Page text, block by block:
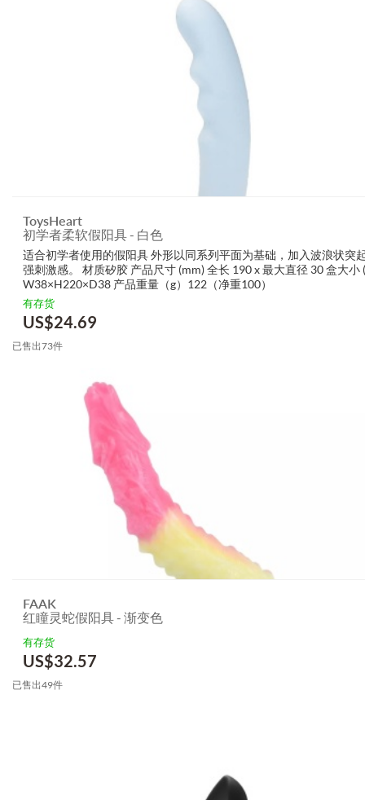
ToysHeart
初学者柔软假阳具 - 白色
适合初学者使用的假阳具 外形以同系列平面为基础，加入波浪状突
强刺激感。 材质矽胶 产品尺寸 (mm) 全长 190 x 最大直径 30 盒大小
W38×H220×D38 产品重量（g）122（净重100）
有存货
US$24.69
已售出73件
FAAK
红瞳灵蛇假阳具 - 渐变色
有存货
US$32.57
已售出49件